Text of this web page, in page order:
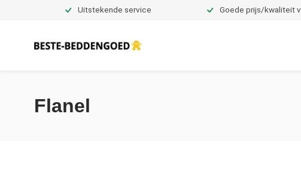
Uitstekende service Goede prijs/kwaliteit
Flanel